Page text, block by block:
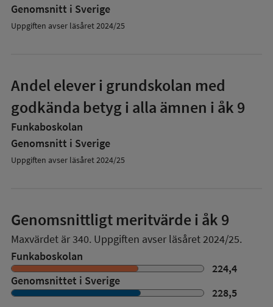
Genomsnitt i Sverige
Uppgiften avser läsåret 2024/25
Andel elever i grundskolan med
godkända betyg i alla ämnen i åk 9
Funkaboskolan
Genomsnitt i Sverige
Uppgiften avser läsåret 2024/25
Genomsnittligt meritvärde i åk 9
Maxvärdet är 340. Uppgiften avser läsåret 2024/25.
Funkaboskolan
224,4
Genomsnittet i Sverige
228,5